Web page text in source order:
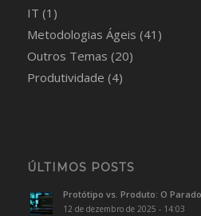
IT (1)
Metodologias Ágeis (41)
Outros Temas (20)
Produtividade (4)
ÚLTIMOS POSTS
Protótipo vs. Produto: O
12 de dezembro de 2025 - 14:03